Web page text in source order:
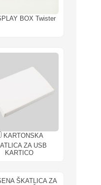
BOX Twister
KARTONSKA
ZA USB
KARTICO